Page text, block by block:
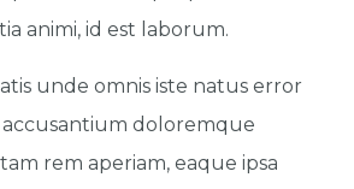
animi, id est laborum.
unde omnis iste natus error
doloremque
rem aperiam, eaque ipsa